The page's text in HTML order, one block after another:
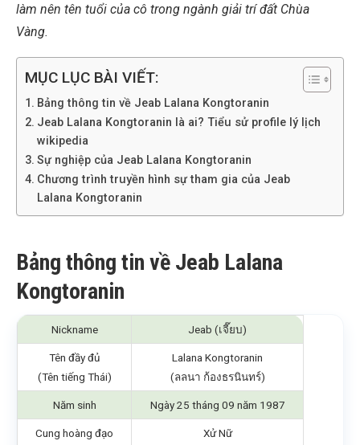
làm nên tên tuổi của cô trong ngành giải trí đất Chùa
Vàng.
MỤC LỤC BÀI VIẾT:
Bảng thông tin về Jeab Lalana Kongtoranin
Jeab Lalana Kongtoranin là ai? Tiểu sử profile lý lịch
wikipedia
Sự nghiệp của Jeab Lalana Kongtoranin
Chương trình truyền hình sự tham gia của Jeab
Lalana Kongtoranin
Bảng thông tin về Jeab Lalana
Kongtoranin
Nickname Jeab (เจี๊ยบ)
Tên đầy đủ
(Tên tiếng Thái)
Lalana Kongtoranin
(ลลนา ก้องธรนินทร์)
Năm sinh Ngày 25 tháng 09 năm 1987
Cung hoàng đạo Xử Nữ